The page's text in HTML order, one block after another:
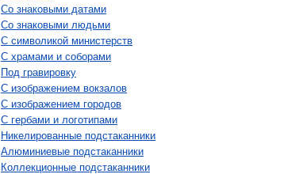
Со знаковыми датами
Cо знаковыми людьми
C символикой министерств
C храмами и соборами
Под гравировку
С изображением вокзалов
С изображением городов
С гербами и логотипами
Никелированные подстаканники
Алюминиевые подстаканники
Коллекционные подстаканники